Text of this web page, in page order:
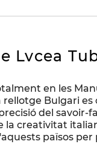
Lvcea
en les
rellotge Bulgari
del savoir-
la creativitat
països per